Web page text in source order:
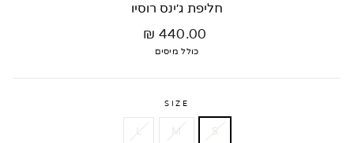
חליפת ג׳ינס רוסיו
מחיר
רגיל
440.00 ₪
כולל מיסים
SIZE
S
M
L